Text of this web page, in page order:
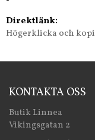
Direktlänk:
Högerklicka och
KONTAKTA OSS
Butik Linnea
Vikingsgatan 2